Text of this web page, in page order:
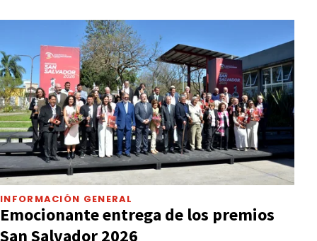
INFORMACIÓN GENERAL
Emocionante entrega de los premios
San Salvador 2026